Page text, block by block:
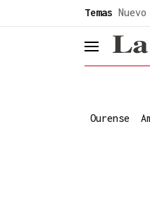
Temas
Ourense